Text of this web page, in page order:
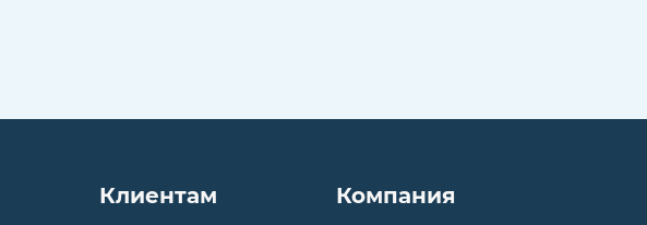
Клиентам Компания